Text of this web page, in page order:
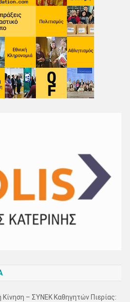
– ΣΥΝΕΚ Καθηγητών Πιερίας: